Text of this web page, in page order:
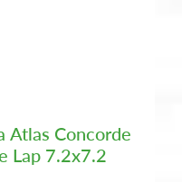
Atlas Concorde
Lap 7.2x7.2